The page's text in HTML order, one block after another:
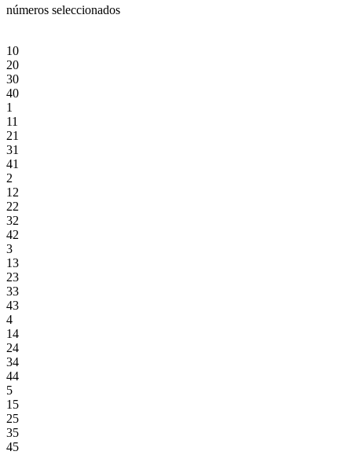
números seleccionados
10
20
30
40
1
11
21
31
41
2
12
22
32
42
3
13
23
33
43
4
14
24
34
44
5
15
25
35
45